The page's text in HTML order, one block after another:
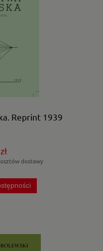
Reprint 1939
dostawy